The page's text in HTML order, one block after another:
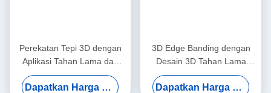
Perekatan Tepi 3D dengan
Aplikasi Tahan Lama dan
Serbaguna untuk Solusi Trim
Tepi Profesional Dapatkan Harga Terbaik
3D Edge Banding dengan
Desain 3D Tahan Lama
untuk Aplikasi Serbaguna
dalam Furnitur dan Kabinet
Dapatkan Harga Terbaik